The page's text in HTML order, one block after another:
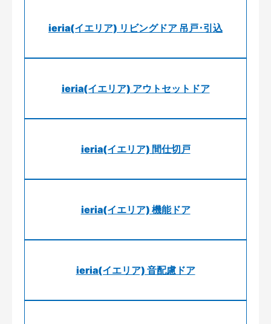
ieria(イエリア) リビングドア 吊戸･引込
ieria(イエリア) アウトセットドア
ieria(イエリア) 間仕切戸
ieria(イエリア) 機能ドア
ieria(イエリア) 音配慮ドア